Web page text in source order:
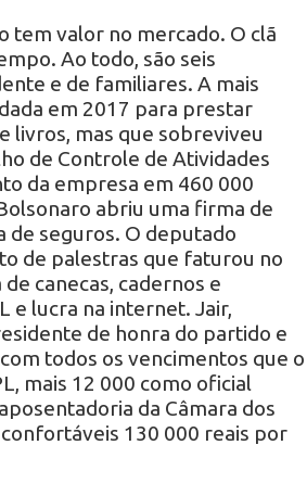
tem valor no mercado. O clã
Ao todo, são seis
e de familiares. A mais
em 2017 para prestar
livros, mas que sobreviveu
de Controle de Atividades
da empresa em 460 000
abriu uma firma de
de seguros. O deputado
de palestras que faturou no
canecas, cadernos e
e lucra na internet. Jair,
de honra do partido e
todos os vencimentos que o
mais 12 000 como oficial
da Câmara dos
​​130 000 reais por